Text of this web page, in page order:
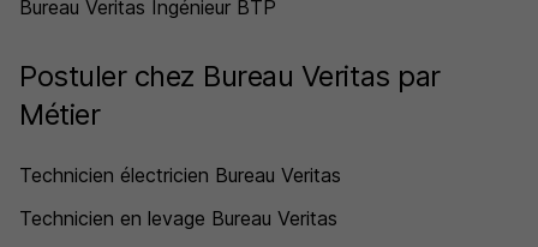
Bureau Veritas Ingénieur BTP
Postuler chez Bureau Veritas par
Métier
Technicien électricien Bureau Veritas
Technicien en levage Bureau Veritas